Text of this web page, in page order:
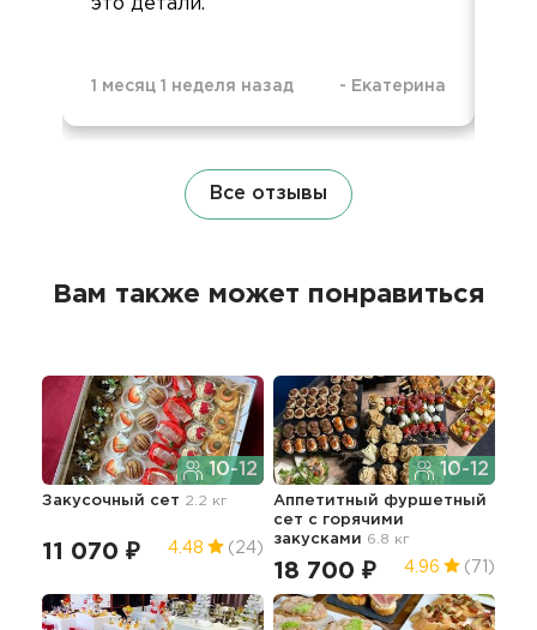
это детали.
1 месяц 1 неделя назад - Екатерина
Все отзывы
Вам также может понравиться
10-12
Закусочный сет 2.2 кг
11 070 ₽ 4.48 (24)
10-12
Аппетитный фуршетный
сет с горячими
закусками 6.8 кг
18 700 ₽ 4.96 (71)